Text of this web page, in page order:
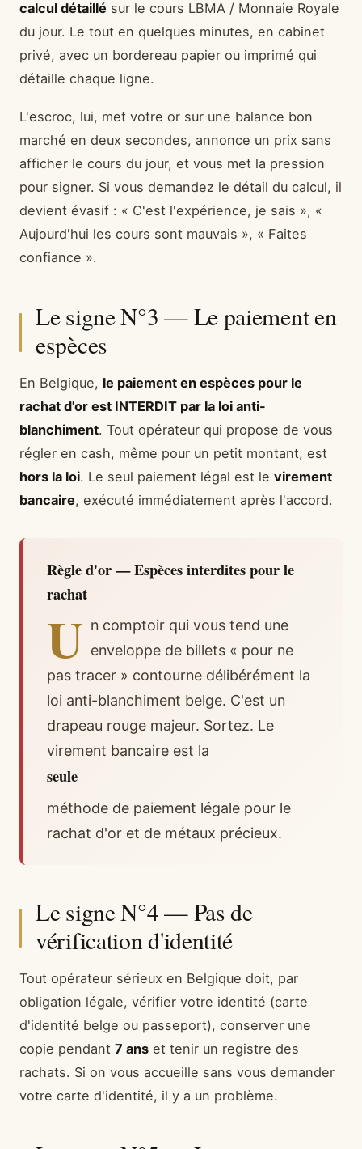
calcul détaillé sur le cours LBMA / Monnaie Royale
du jour. Le tout en quelques minutes, en cabinet
privé, avec un bordereau papier ou imprimé qui
détaille chaque ligne.
L'escroc, lui, met votre or sur une balance bon
marché en deux secondes, annonce un prix sans
afficher le cours du jour, et vous met la pression
pour signer. Si vous demandez le détail du calcul, il
devient évasif : « C'est l'expérience, je sais », «
Aujourd'hui les cours sont mauvais », « Faites
confiance ».
Le signe N°3 — Le paiement en
espèces
En Belgique, le paiement en espèces pour le
rachat d'or est INTERDIT par la loi anti-
blanchiment. Tout opérateur qui propose de vous
régler en cash, même pour un petit montant, est
hors la loi. Le seul paiement légal est le virement
bancaire, exécuté immédiatement après l'accord.
Règle d'or — Espèces interdites pour le
rachat
U n comptoir qui vous tend une
enveloppe de billets « pour ne
pas tracer » contourne délibérément la
loi anti-blanchiment belge. C'est un
drapeau rouge majeur. Sortez. Le
virement bancaire est la
seule
méthode de paiement légale pour le
rachat d'or et de métaux précieux.
Le signe N°4 — Pas de
vérification d'identité
Tout opérateur sérieux en Belgique doit, par
obligation légale, vérifier votre identité (carte
d'identité belge ou passeport), conserver une
copie pendant 7 ans et tenir un registre des
rachats. Si on vous accueille sans vous demander
votre carte d'identité, il y a un problème.